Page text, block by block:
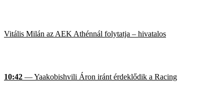
Vitális Milán az AEK Athénnál folytatja – hivatalos
10:42 — Yaakobishvili Áron iránt érdeklődik a Racing